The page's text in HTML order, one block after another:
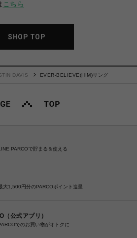
こちら
SHOP TOP
DAVIS EVER-BELIEVE(HIM)リング
PARCOで貯まる＆使える
大1,500円分のPARCOポイント進呈
公式アプリ）
でのお買い物がオトクに